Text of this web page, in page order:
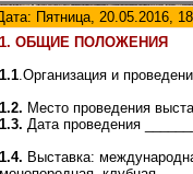
Пятница, 20.05.2016,
1. ОБЩИЕ ПОЛОЖЕНИЯ
1.1.Организация и
1.2. Место проведения
1.3. Дата проведения
1.4. Выставка: